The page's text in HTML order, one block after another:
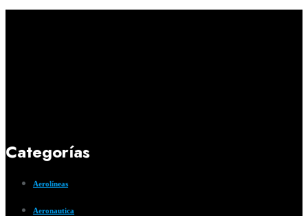
Categorías
Aerolíneas
Aeronautica